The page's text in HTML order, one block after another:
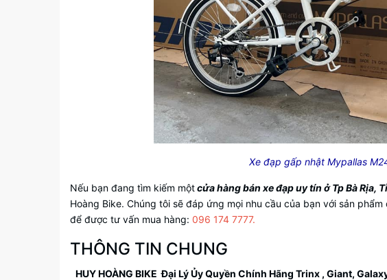
Xe đạp gấp nhật Mypallas
Nếu bạn đang tìm kiếm mộtcửa hàng bán xe đạp uy tín ở Tp Bà Rịa,
Hoàng Bike. Chúng tôi sẽ đáp ứng mọi nhu cầu của bạn với sản
để được tư vấn mua hàng: 096 174 7777.
THÔNG TIN CHUNG
HUY HOÀNG BIKE Đại Lý Ủy Quyền Chính Hãng Trinx , Giant,